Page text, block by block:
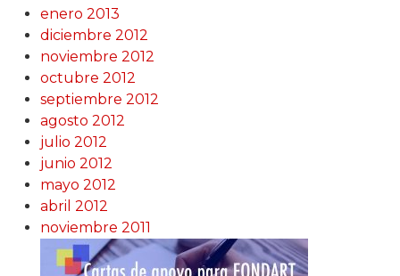
enero 2013
diciembre 2012
noviembre 2012
octubre 2012
septiembre 2012
agosto 2012
julio 2012
junio 2012
mayo 2012
abril 2012
noviembre 2011